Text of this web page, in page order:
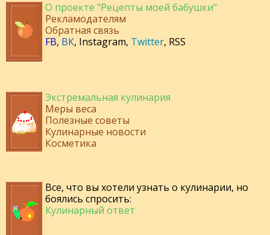
О проекте "Рецепты моей бабушки"
Рекламодателям
Обратная связь
FB, ВК, Instagram, Twitter, RSS
Экстремальная кулинария
Меры веса
Полезные советы
Кулинарные новости
Косметика
Все, что вы хотели узнать о кулинарии, но
боялись спросить:
Кулинарный ответ